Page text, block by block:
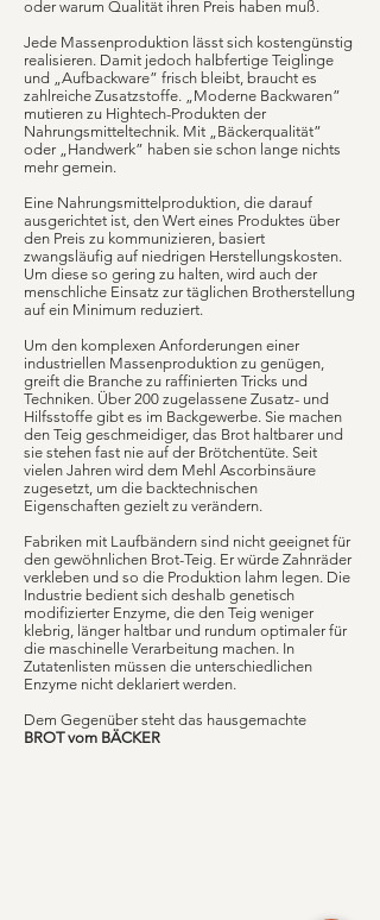
oder warum Qualität ihren Preis haben muß.
Jede Massenproduktion lässt sich kostengünstig
realisieren. Damit jedoch halbfertige Teiglinge
und „Aufbackware” frisch bleibt, braucht es
zahlreiche Zusatzstoffe. „Moderne Backwaren”
mutieren zu Hightech-Produkten der
Nahrungsmitteltechnik. Mit „Bäckerqualität”
oder „Handwerk” haben sie schon lange nichts
mehr gemein.
Eine Nahrungsmittelproduktion, die darauf
ausgerichtet ist, den Wert eines Produktes über
den Preis zu kommunizieren, basiert
zwangsläufig auf niedrigen Herstellungskosten.
Um diese so gering zu halten, wird auch der
menschliche Einsatz zur täglichen Brotherstellung
auf ein Minimum reduziert.
Um den komplexen Anforderungen einer
industriellen Massenproduktion zu genügen,
greift die Branche zu raffinierten Tricks und
Techniken. Über 200 zugelassene Zusatz- und
Hilfsstoffe gibt es im Backgewerbe. Sie machen
den Teig geschmeidiger, das Brot haltbarer und
sie stehen fast nie auf der Brötchentüte. Seit
vielen Jahren wird dem Mehl Ascorbinsäure
zugesetzt, um die backtechnischen
Eigenschaften gezielt zu verändern.
Fabriken mit Laufbändern sind nicht geeignet für
den gewöhnlichen Brot-Teig. Er würde Zahnräder
verkleben und so die Produktion lahm legen. Die
Industrie bedient sich deshalb genetisch
modifizierter Enzyme, die den Teig weniger
klebrig, länger haltbar und rundum optimaler für
die maschinelle Verarbeitung machen. In
Zutatenlisten müssen die unterschiedlichen
Enzyme nicht deklariert werden.
Dem Gegenüber steht das hausgemachte
BROT vom BÄCKER